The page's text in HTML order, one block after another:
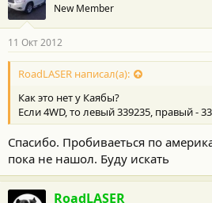
New Member
11 Окт 2012
RoadLASER написал(а):
Как это нет у Каябы?
Если 4WD, то левый 339235, правый -
Спасибо. Пробиваеться по
пока не нашол. Буду искать
RoadLASER